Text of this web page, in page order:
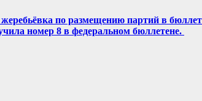
по размещению партий в
номер 8 в федеральном бюллетене.